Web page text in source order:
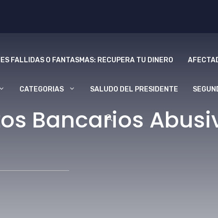
FALLIDAS O FANTASMAS: RECUPERA TU DINERO
CATEGORIAS SALUDO DEL PRESIDENTE
Bancarios